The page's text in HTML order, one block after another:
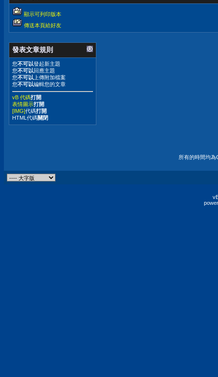
顯示可列印版本
傳送本頁給好友
發表文章規則
您不可以發起新主題
您不可以 回應主題
您不可以 上傳附加檔案
您不可以編輯您的文章
vB 代碼打開
表情圖示打開
[IMG]代碼打開
HTML代碼關閉
所有的時間均為